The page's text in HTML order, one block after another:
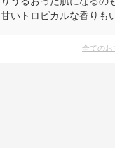
いトロピカルな香りも
全てのお